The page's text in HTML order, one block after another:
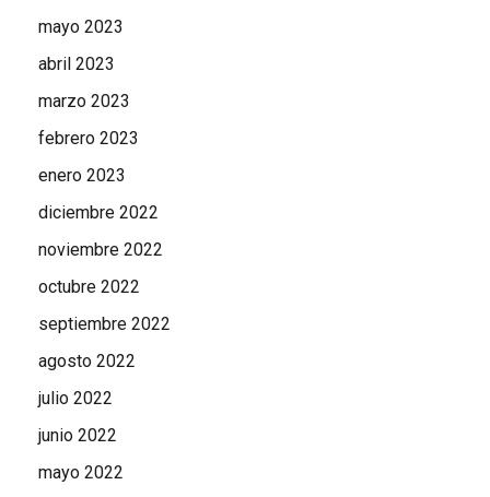
mayo 2023
abril 2023
marzo 2023
febrero 2023
enero 2023
diciembre 2022
noviembre 2022
octubre 2022
septiembre 2022
agosto 2022
julio 2022
junio 2022
mayo 2022